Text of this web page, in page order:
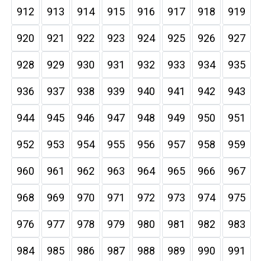
912 913 914 915 916 917 918 919
920 921 922 923 924 925 926 927
928 929 930 931 932 933 934 935
936 937 938 939 940 941 942 943
944 945 946 947 948 949 950 951
952 953 954 955 956 957 958 959
960 961 962 963 964 965 966 967
968 969 970 971 972 973 974 975
976 977 978 979 980 981 982 983
984 985 986 987 988 989 990 991